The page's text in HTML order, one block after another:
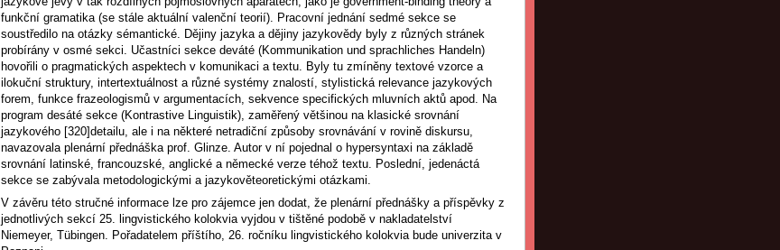
funkční gramatika (se stále aktuální valenční teorií). Pracovní jednání sedmé sekce se
soustředilo na otázky sémantické. Dějiny jazyka a dějiny jazykovědy byly z různých stránek
probírány v osmé sekci. Učastníci sekce deváté (Kommunikation und sprachliches Handeln)
hovořili o pragmatických aspektech v komunikaci a textu. Byly tu zmíněny textové vzorce a
ilokuční struktury, intertextuálnost a různé systémy znalostí, stylistická relevance jazykových
forem, funkce frazeologismů v argumentacích, sekvence specifických mluvních aktů apod. Na
program desáté sekce (Kontrastive Linguistik), zaměřený většinou na klasické srovnání
jazykového [320]detailu, ale i na některé netradiční způsoby srovnávání v rovině diskursu,
navazovala plenární přednáška prof. Glinze. Autor v ní pojednal o hypersyntaxi na základě
srovnání latinské, francouzské, anglické a německé verze téhož textu. Poslední, jedenáctá
sekce se zabývala metodologickými a jazykověteoretickými otázkami.
V závěru této stručné informace lze pro zájemce jen dodat, že plenární přednášky a příspěvky z
jednotlivých sekcí 25. lingvistického kolokvia vyjdou v tištěné podobě v nakladatelství
Niemeyer, Tübingen. Pořadatelem příštího, 26. ročníku lingvistického kolokvia bude univerzita v